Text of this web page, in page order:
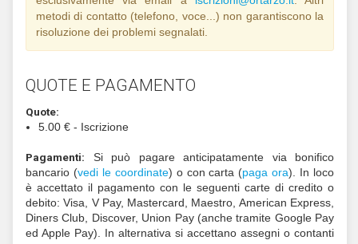
Atleti non tesserati (neofiti):
È la tua prima
un po' di informazioni. Chiunque voglia provare
volta può effettuare in loco l'iscrizione nel
interessato a partecipare a più gare è invitato a
Per velocizzare i tempi si consiglia di
modulo di tesseramento già compilato (
presentarsi con una copia del certificato medico
non agonistica (rilasciato dal pediatra o dal
D.M. 24 aprile 2013) oppure con un certificato
agonistica..